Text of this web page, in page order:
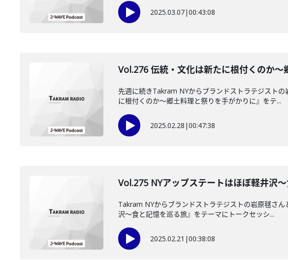
2025.03.07|00:43:08
Vol.276 伝統・文化は新たに根付くのか
先週に続きTakram NYからブランドストラテジスト
に根付くのか～郷土料理と祭りを手がかりに』をテ...
2025.02.28 |00:47:38
Vol.275 NYアップステートはほぼ軽井沢
Takram NYからブランドストラテジストの岩原毬さ
沢～食と記憶を巡る旅』をテーマにトークセッシ...
2025.02.21 |00:38:08